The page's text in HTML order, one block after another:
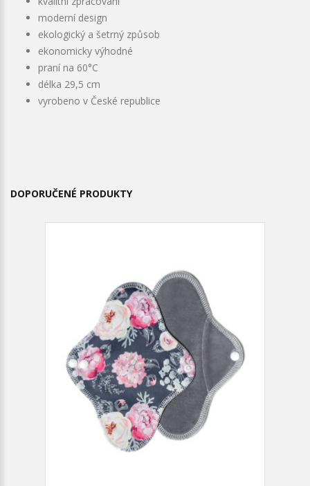
moderní design
ekologický a šetrný způsob
ekonomicky výhodné
praní na 60°C
délka 29,5 cm
vyrobeno v České republice
DOPORUČENÉ PRODUKTY